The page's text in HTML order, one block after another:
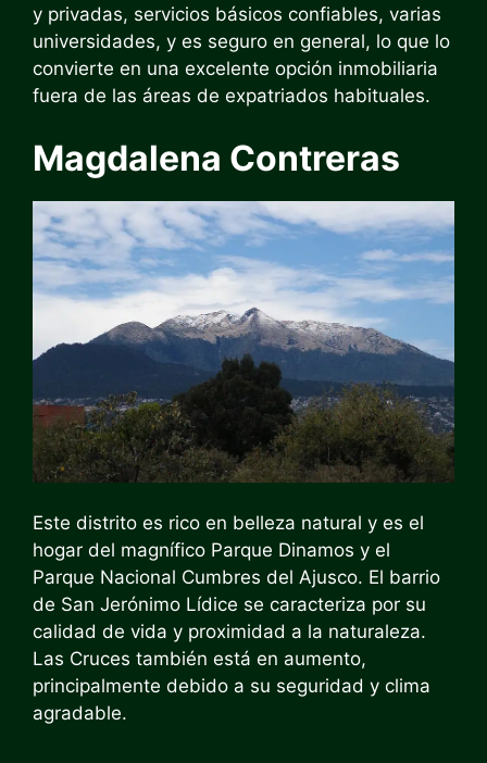
y privadas, servicios básicos confiables, varias
universidades, y es seguro en general, lo que lo
convierte en una excelente opción inmobiliaria
fuera de las áreas de expatriados habituales.
Magdalena Contreras
Este distrito es rico en belleza natural y es el
hogar del magnífico Parque Dinamos y el
Parque Nacional Cumbres del Ajusco. El barrio
de San Jerónimo Lídice se caracteriza por su
calidad de vida y proximidad a la naturaleza.
Las Cruces también está en aumento,
principalmente debido a su seguridad y clima
agradable.